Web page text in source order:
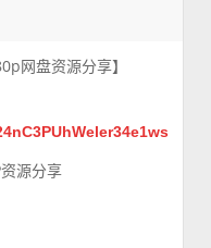
网盘资源分享】
源分享